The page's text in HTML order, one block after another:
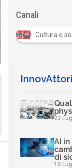
Canali
Cultura e
InnovAttori
22
AI
di
10